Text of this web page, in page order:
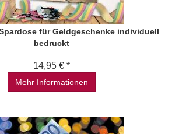
für Geldgeschenke individuell
bedruckt
14,95 € *
Mehr Informationen